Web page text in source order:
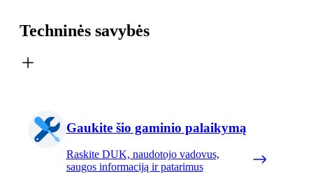
Techninės savybės
Gaukite šio gaminio palaikymą
Raskite DUK, naudotojo vadovus,
saugos informaciją ir patarimus